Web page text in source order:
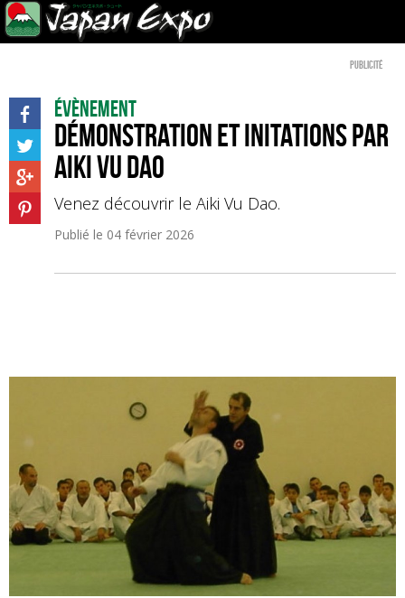
Publicité
Évènement
Démonstration et initations par
Aiki Vu Dao
Venez découvrir le Aiki Vu Dao.
Publié le 04 février 2026